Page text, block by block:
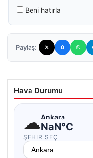
Beni hatırla
Paylaş:
Hava Durumu
☁Ankara
NaN°C
ŞEHIR SEÇ